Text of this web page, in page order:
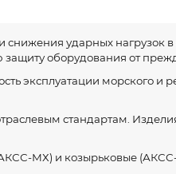
ударных нагрузок в
оборудования от
эксплуатации морского и
стандартам.
МХ) и козырьковые